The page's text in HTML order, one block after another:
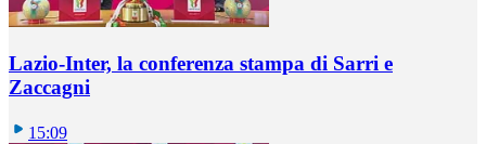
Lazio-Inter, la conferenza stampa di Sarri e
Zaccagni
15:09